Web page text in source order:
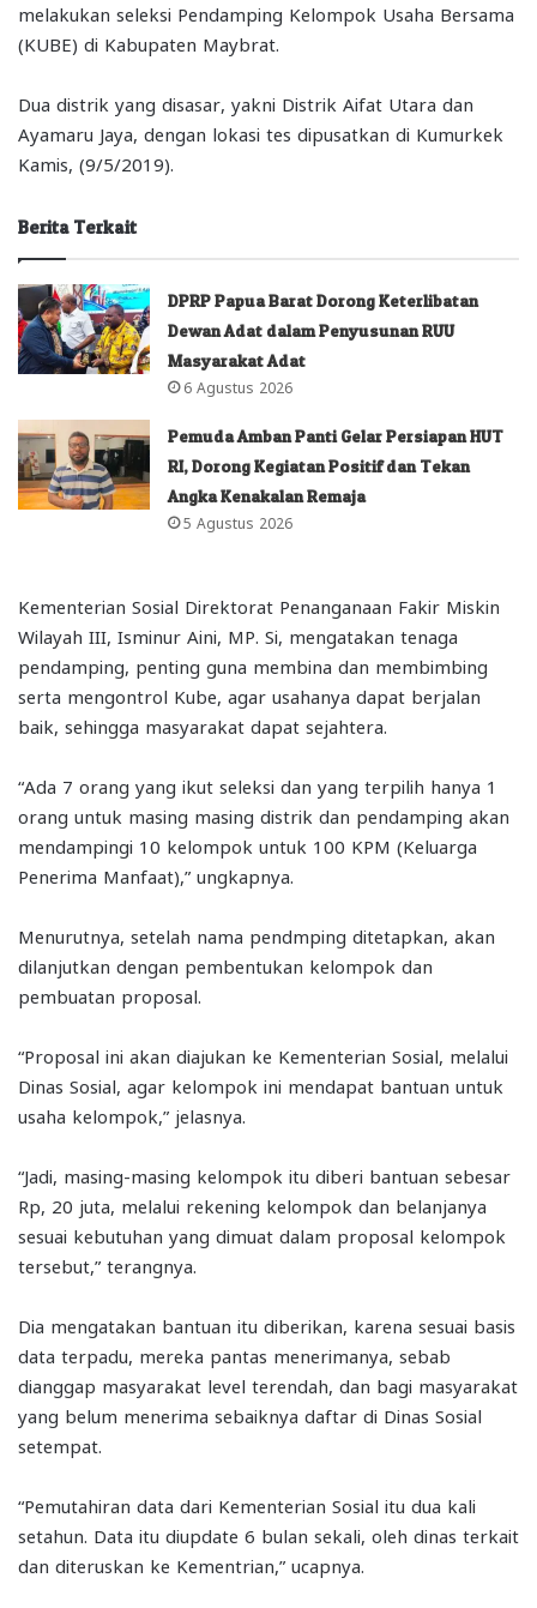
melakukan seleksi Pendamping Kelompok Usaha Bersama
(KUBE) di Kabupaten Maybrat.
Dua distrik yang disasar, yakni Distrik Aifat Utara dan
Ayamaru Jaya, dengan lokasi tes dipusatkan di Kumurkek
Kamis, (9/5/2019).
Berita Terkait
DPRP Papua Barat Dorong Keterlibatan
Dewan Adat dalam Penyusunan RUU
Masyarakat Adat
6 Agustus 2026
Pemuda Amban Panti Gelar Persiapan HUT
RI, Dorong Kegiatan Positif dan Tekan
Angka Kenakalan Remaja
5 Agustus 2026
Kementerian Sosial Direktorat Penanganaan Fakir Miskin
Wilayah III, Isminur Aini, MP. Si, mengatakan tenaga
pendamping, penting guna membina dan membimbing
serta mengontrol Kube, agar usahanya dapat berjalan
baik, sehingga masyarakat dapat sejahtera.
“Ada 7 orang yang ikut seleksi dan yang terpilih hanya 1
orang untuk masing masing distrik dan pendamping akan
mendampingi 10 kelompok untuk 100 KPM (Keluarga
Penerima Manfaat),” ungkapnya.
Menurutnya, setelah nama pendmping ditetapkan, akan
dilanjutkan dengan pembentukan kelompok dan
pembuatan proposal.
“Proposal ini akan diajukan ke Kementerian Sosial, melalui
Dinas Sosial, agar kelompok ini mendapat bantuan untuk
usaha kelompok,” jelasnya.
“Jadi, masing-masing kelompok itu diberi bantuan sebesar
Rp, 20 juta, melalui rekening kelompok dan belanjanya
sesuai kebutuhan yang dimuat dalam proposal kelompok
tersebut,” terangnya.
Dia mengatakan bantuan itu diberikan, karena sesuai basis
data terpadu, mereka pantas menerimanya, sebab
dianggap masyarakat level terendah, dan bagi masyarakat
yang belum menerima sebaiknya daftar di Dinas Sosial
setempat.
“Pemutahiran data dari Kementerian Sosial itu dua kali
setahun. Data itu diupdate 6 bulan sekali, oleh dinas terkait
dan diteruskan ke Kementrian,” ucapnya.